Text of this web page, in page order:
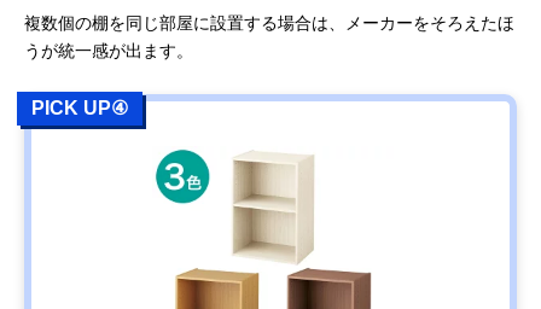
複数個の棚を同じ部屋に設置する場合は、メーカーをそろえたほ
うが統一感が出ます。
PICK UP④